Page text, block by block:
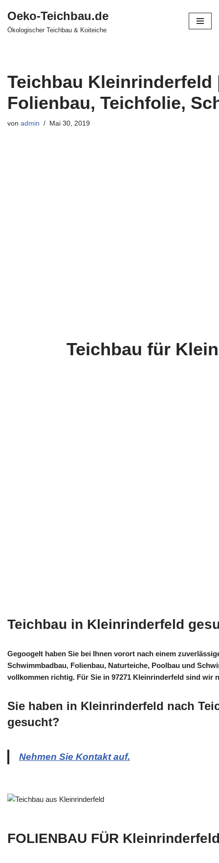
Zum
Oeko-Teichbau.de
Ökologischer Teichbau & Koiteiche
Teichbau Kleinrinderfeld
Folienbau, Teichfolie,
von admin Mai 30, 2019
Teichbau für
Teichbau in Kleinrinderfeld
Gegoogelt haben Sie bei Ihnen vorort nach einem
Schwimmbadbau, Folienbau, Naturteiche, Poolbau und
vollkommen richtig. Für Sie in 97271 Kleinrinderfeld sind wir
Sie haben in Kleinrinderfeld nach
gesucht?
Nehmen Sie Kontakt auf.
FOLIENBAU FÜR